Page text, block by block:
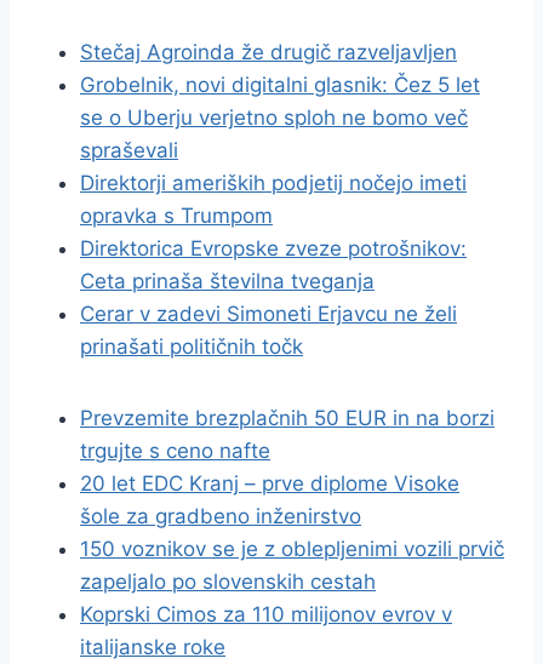
Stečaj Agroinda že drugič razveljavljen
Grobelnik, novi digitalni glasnik: Čez 5 let
se o Uberju verjetno sploh ne bomo več
spraševali
Direktorji ameriških podjetij nočejo imeti
opravka s Trumpom
Direktorica Evropske zveze potrošnikov:
Ceta prinaša številna tveganja
Cerar v zadevi Simoneti Erjavcu ne želi
prinašati političnih točk
Prevzemite brezplačnih 50 EUR in na borzi
trgujte s ceno nafte
20 let EDC Kranj – prve diplome Visoke
šole za gradbeno inženirstvo
150 voznikov se je z oblepljenimi vozili prvič
zapeljalo po slovenskih cestah
Koprski Cimos za 110 milijonov evrov v
italijanske roke